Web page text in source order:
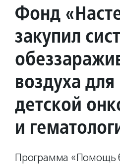
Фонд
закупил
воздуха
детской
и
Программа «Помощь